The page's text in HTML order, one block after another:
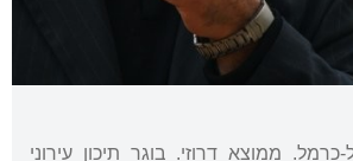
כרמל. ממוצא דרוזי. בוגר תיכון עירוני